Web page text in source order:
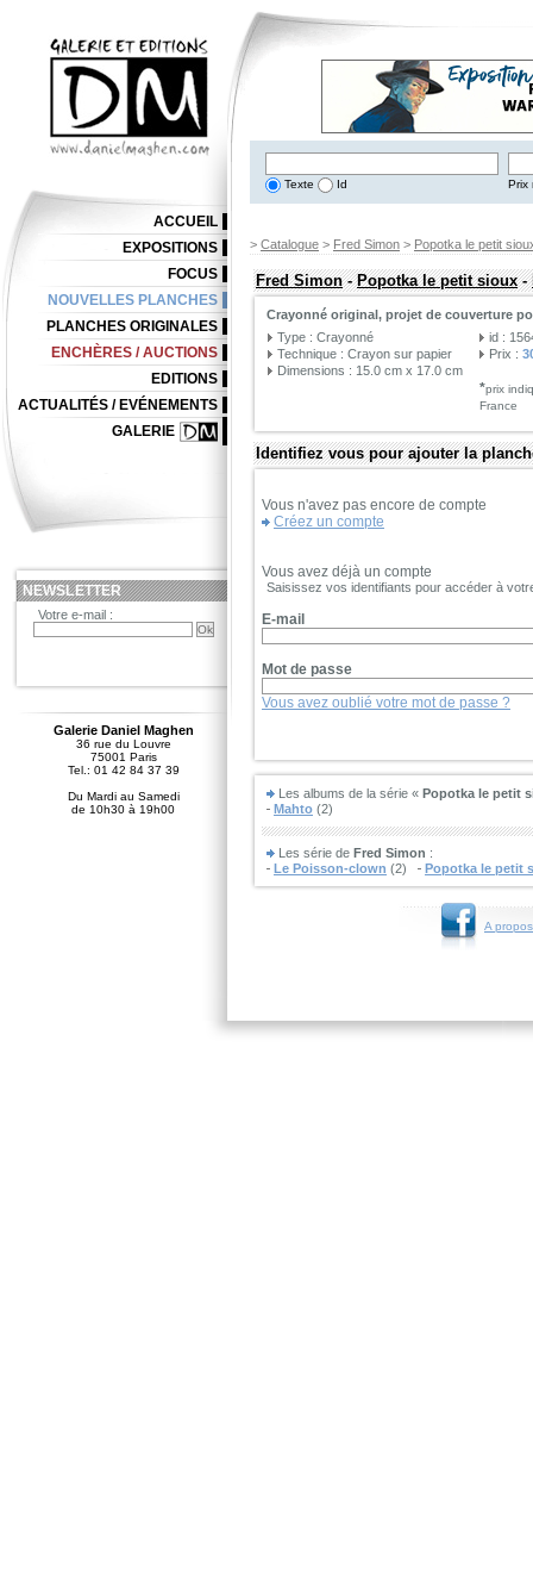
Texte Id Prix
> Catalogue > Fred Simon > Popotka le petit
Fred Simon-Popotka le petit sioux-
Crayonné original, projet de couverture
Type : Crayonné
Technique : Crayon sur papier
Dimensions : 15.0 cm x 17.0 cm
id :
Prix :
*prix
France
Identifiez vous pour ajouter la
Vous n'avez pas encore de compte
Créez un compte
Vous avez déjà un compte
Saisissez vos identifiants pour accéder à
E-mail
Mot de passe
Vous avez oublié votre mot de passe ?
Les albums de la série « Popotka le petit
Mahto (2)
Les série de Fred Simon :
Le Poisson-clown (2) Popotka le petit
A
ACCUEIL
EXPOSITIONS
FOCUS
NOUVELLES PLANCHES
PLANCHES ORIGINALES
ENCHÈRES / AUCTIONS
EDITIONS
ACTUALITÉS / EVÉNEMENTS
GALERIE
NEWSLETTER
Votre e-mail :
Galerie Daniel Maghen
36 rue du Louvre
75001 Paris
Tel.: 01 42 84 37 39
Du Mardi au Samedi
de 10h30 à 19h00